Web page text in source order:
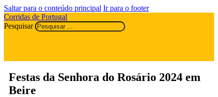
Saltar para o conteúdo principal Ir para o footer
Corridas de Portugal
Pesquisar
Festas da Senhora do Rosário 2024 em
Beire